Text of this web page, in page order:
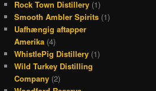
Rock Town Distillery(1)
Smooth Ambler Spirits(1)
Uafhængig aftapper
Amerika(4)
WhistlePig Distillery(1)
Wild Turkey Distilling
Company(2)